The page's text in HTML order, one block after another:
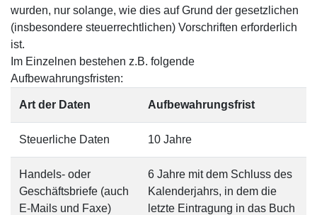
wurden, nur solange, wie dies auf Grund der gesetzlichen
(insbesondere steuerrechtlichen) Vorschriften erforderlich
ist.
Im Einzelnen bestehen z.B. folgende
Aufbewahrungsfristen:
Art der Daten Aufbewahrungsfrist
Steuerliche Daten 10 Jahre
Handels- oder
Geschäftsbriefe (auch
E-Mails und Faxe)
6 Jahre mit dem Schluss des
Kalenderjahrs, in dem die
letzte Eintragung in das Buch